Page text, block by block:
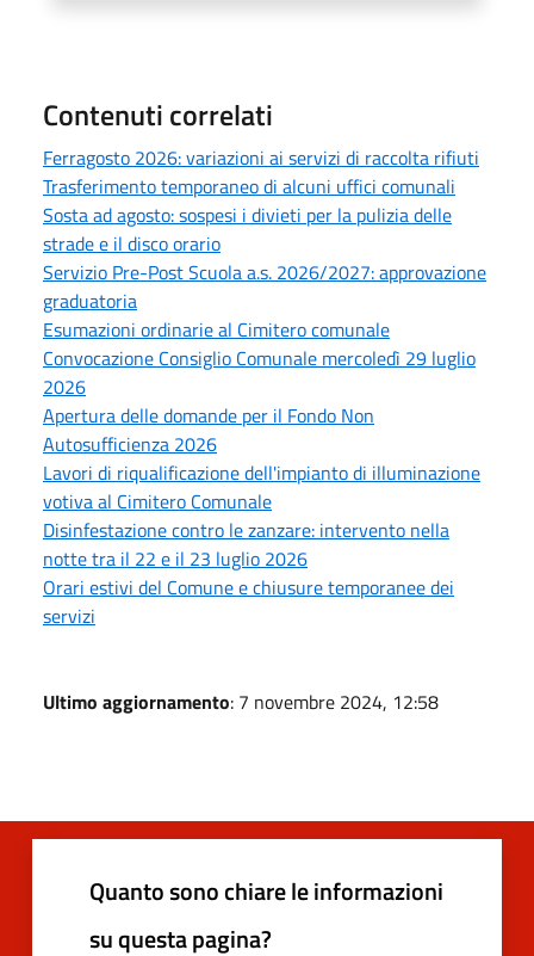
Contenuti correlati
Ferragosto 2026: variazioni ai servizi di raccolta rifiuti
Trasferimento temporaneo di alcuni uffici comunali
Sosta ad agosto: sospesi i divieti per la pulizia delle
strade e il disco orario
Servizio Pre-Post Scuola a.s. 2026/2027: approvazione
graduatoria
Esumazioni ordinarie al Cimitero comunale
Convocazione Consiglio Comunale mercoledì 29 luglio
2026
Apertura delle domande per il Fondo Non
Autosufficienza 2026
Lavori di riqualificazione dell'impianto di illuminazione
votiva al Cimitero Comunale
Disinfestazione contro le zanzare: intervento nella
notte tra il 22 e il 23 luglio 2026
Orari estivi del Comune e chiusure temporanee dei
servizi
Ultimo aggiornamento: 7 novembre 2024, 12:58
Quanto sono chiare le informazioni
su questa pagina?